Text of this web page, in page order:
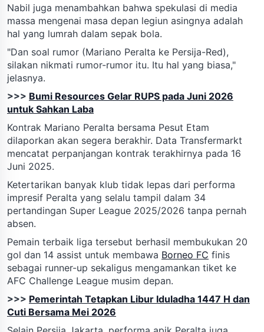
Nabil juga menambahkan bahwa spekulasi di media
massa mengenai masa depan legiun asingnya adalah
hal yang lumrah dalam sepak bola.
"Dan soal rumor (Mariano Peralta ke Persija-Red),
silakan nikmati rumor-rumor itu. Itu hal yang biasa,"
jelasnya.
>>> Bumi Resources Gelar RUPS pada Juni 2026
untuk Sahkan Laba
Kontrak Mariano Peralta bersama Pesut Etam
dilaporkan akan segera berakhir. Data Transfermarkt
mencatat perpanjangan kontrak terakhirnya pada 16
Juni 2025.
Ketertarikan banyak klub tidak lepas dari performa
impresif Peralta yang selalu tampil dalam 34
pertandingan Super League 2025/2026 tanpa pernah
absen.
Pemain terbaik liga tersebut berhasil membukukan 20
gol dan 14 assist untuk membawa Borneo FC finis
sebagai runner-up sekaligus mengamankan tiket ke
AFC Challenge League musim depan.
>>> Pemerintah Tetapkan Libur Iduladha 1447 H dan
Cuti Bersama Mei 2026